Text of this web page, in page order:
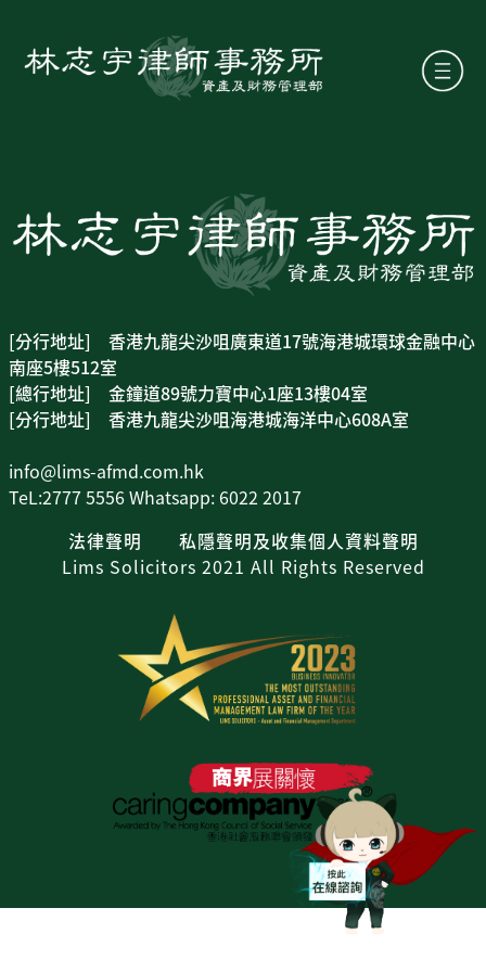
[分行地址] 香港九龍尖沙咀廣東道17號海港城環球金融中心
南座5樓512室
[總行地址] 金鐘道89號力寶中心1座13樓04室
[分行地址] 香港九龍尖沙咀海港城海洋中心608A室
info@lims-afmd.com.hk
TeL:2777 5556 Whatsapp: 6022 2017
法律聲明
私隱聲明及收集個人資料聲明
Lims Solicitors 2021 All Rights Reserved